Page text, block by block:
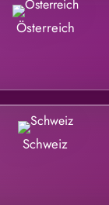
Österreich
Schweiz